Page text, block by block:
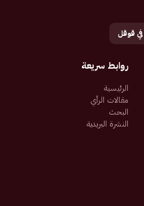
قوقل
روابط سريعة
الرئيسية
مقالات الرأي
البحث
النشرة البريدية